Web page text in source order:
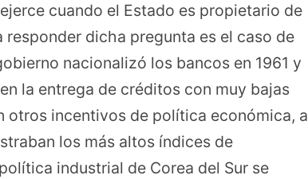
cuando el Estado es propietario de
dicha pregunta es el caso de
nacionalizó los bancos en 1961 y
la entrega de créditos con muy bajas
otros incentivos de política económica, a
los más altos índices de
industrial de Corea del Sur se